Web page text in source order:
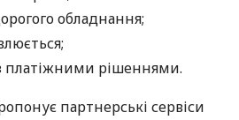
обладнання;
платіжними рішеннями.
партнерські сервіси